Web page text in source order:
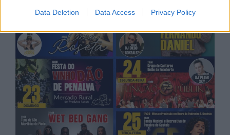
Data Deletion Data Access Privacy Policy